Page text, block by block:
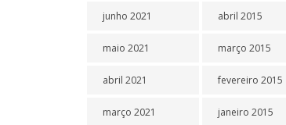
junho 2021
maio 2021
abril 2021
março 2021
abril 2015
março 2015
fevereiro 2015
janeiro 2015